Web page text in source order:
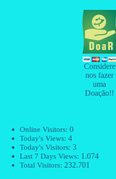
Considere
nos fazer
uma
Doação!!
Online Visitors: 0
Today's Views: 4
Today's Visitors: 3
Last 7 Days Views: 1.074
Total Visitors: 232.701